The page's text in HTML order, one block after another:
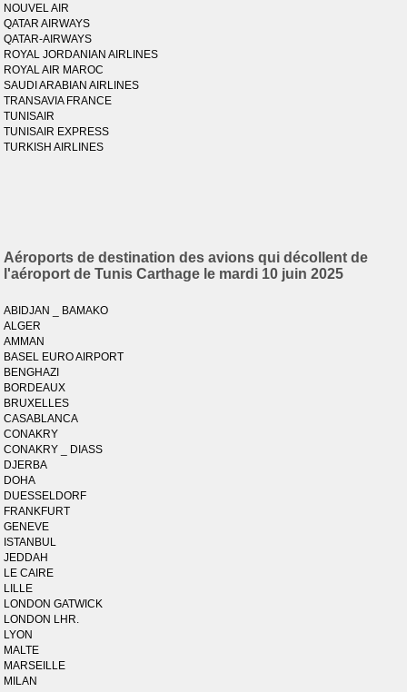
NOUVEL AIR
QATAR AIRWAYS
QATAR-AIRWAYS
ROYAL JORDANIAN AIRLINES
ROYAL AIR MAROC
SAUDI ARABIAN AIRLINES
TRANSAVIA FRANCE
TUNISAIR
TUNISAIR EXPRESS
TURKISH AIRLINES
Aéroports de destination des avions qui décollent de
l'aéroport de Tunis Carthage le mardi 10 juin 2025
ABIDJAN _ BAMAKO
ALGER
AMMAN
BASEL EURO AIRPORT
BENGHAZI
BORDEAUX
BRUXELLES
CASABLANCA
CONAKRY
CONAKRY _ DIASS
DJERBA
DOHA
DUESSELDORF
FRANKFURT
GENEVE
ISTANBUL
JEDDAH
LE CAIRE
LILLE
LONDON GATWICK
LONDON LHR.
LYON
MALTE
MARSEILLE
MILAN